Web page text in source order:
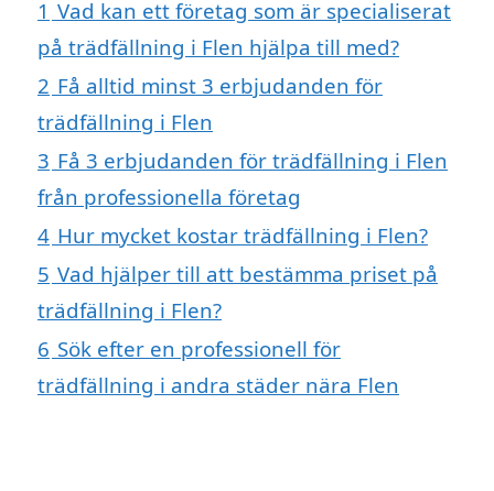
1 Vad kan ett företag som är specialiserat
på trädfällning i Flen hjälpa till med?
2 Få alltid minst 3 erbjudanden för
trädfällning i Flen
3 Få 3 erbjudanden för trädfällning i Flen
från professionella företag
4 Hur mycket kostar trädfällning i Flen?
5 Vad hjälper till att bestämma priset på
trädfällning i Flen?
6 Sök efter en professionell för
trädfällning i andra städer nära Flen